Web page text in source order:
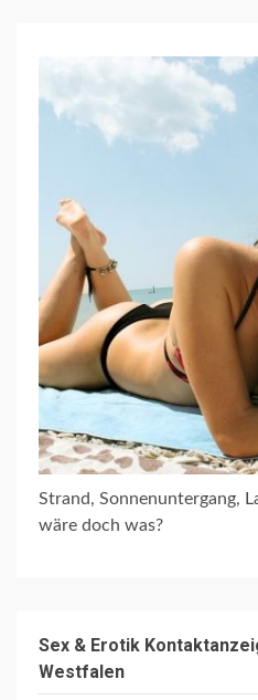
Strand, Sonnenuntergang,
wäre doch was?
Sex & Erotik
Westfalen